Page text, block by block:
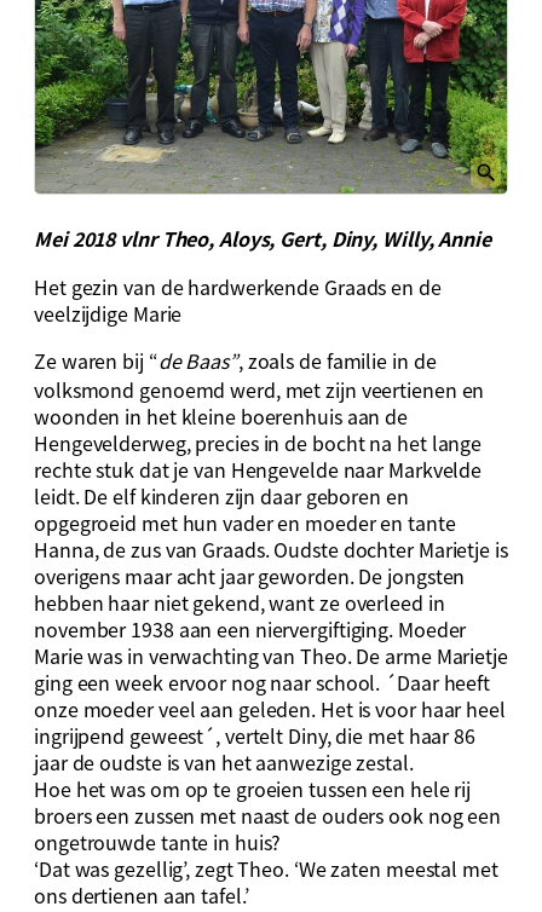
Mei 2018 vlnr Theo, Aloys, Gert, Diny, Willy, Annie
Het gezin van de hardwerkende Graads en de
veelzijdige Marie
Ze waren bij “de Baas”, zoals de familie in de
volksmond genoemd werd, met zijn veertienen en
woonden in het kleine boerenhuis aan de
Hengevelderweg, precies in de bocht na het lange
rechte stuk dat je van Hengevelde naar Markvelde
leidt. De elf kinderen zijn daar geboren en
opgegroeid met hun vader en moeder en tante
Hanna, de zus van Graads. Oudste dochter Marietje is
overigens maar acht jaar geworden. De jongsten
hebben haar niet gekend, want ze overleed in
november 1938 aan een niervergiftiging. Moeder
Marie was in verwachting van Theo. De arme Marietje
ging een week ervoor nog naar school. ´Daar heeft
onze moeder veel aan geleden. Het is voor haar heel
ingrijpend geweest´, vertelt Diny, die met haar 86
jaar de oudste is van het aanwezige zestal.
Hoe het was om op te groeien tussen een hele rij
broers een zussen met naast de ouders ook nog een
ongetrouwde tante in huis?
‘Dat was gezellig’, zegt Theo. ‘We zaten meestal met
ons dertienen aan tafel.’